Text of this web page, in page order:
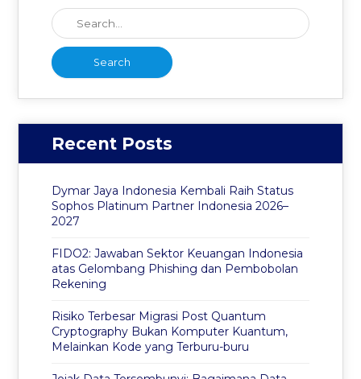
Recent Posts
Dymar Jaya Indonesia Kembali Raih Status
Sophos Platinum Partner Indonesia 2026–
2027
FIDO2: Jawaban Sektor Keuangan Indonesia
atas Gelombang Phishing dan Pembobolan
Rekening
Risiko Terbesar Migrasi Post Quantum
Cryptography Bukan Komputer Kuantum,
Melainkan Kode yang Terburu-buru